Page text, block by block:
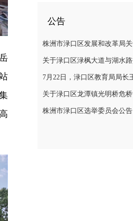
公告
株洲市渌口区选举委员会公告